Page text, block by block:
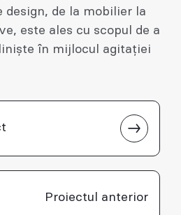
design, de la mobilier la
este ales cu scopul de a
în mijlocul agitației
Proiectul anterior